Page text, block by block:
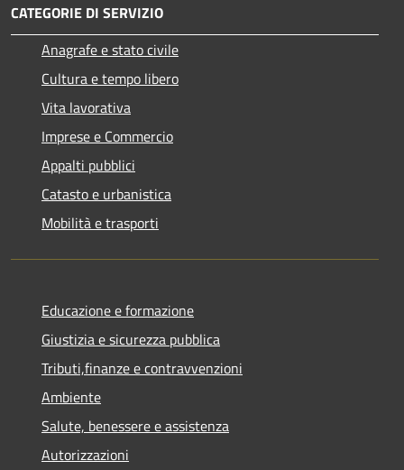
CATEGORIE DI SERVIZIO
Anagrafe e stato civile
Cultura e tempo libero
Vita lavorativa
Imprese e Commercio
Appalti pubblici
Catasto e urbanistica
Mobilità e trasporti
Educazione e formazione
Giustizia e sicurezza pubblica
Tributi,finanze e contravvenzioni
Ambiente
Salute, benessere e assistenza
Autorizzazioni